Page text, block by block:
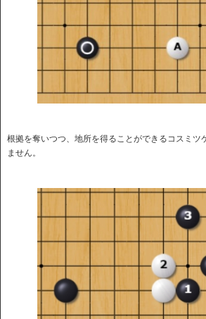
根拠を奪いつつ、地所を得ることができるコスミツ
ません。